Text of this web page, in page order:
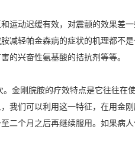
动迟缓有效，对震颤的效果差一
减轻帕金森病的症状的机理都不
的兴奋性氨基酸的拮抗剂等等。
刚脘胺的疗效特点是它往往在
我们可以利用这一特征，在用金
二个月之后再继续服用。如果病